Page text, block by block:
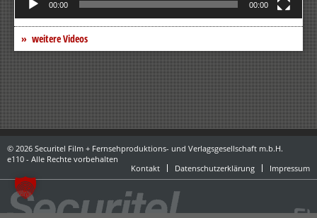
00:00 00:00
weitere Videos
© 2026 Securitel Film + Fernsehproduktions- und Verlagsgesellschaft m.b.H.
e110 - Alle Rechte vorbehalten
Kontakt
Datenschutzerklärung Impressum
powered by danubius